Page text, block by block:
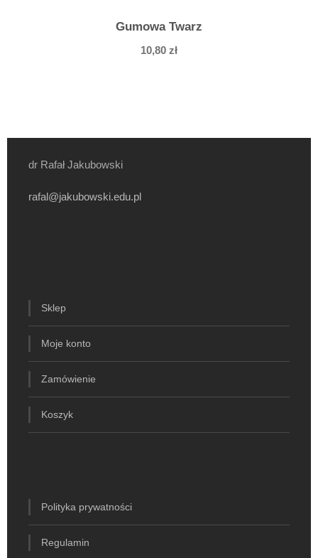
Gumowa Twarz
10,80 zł
dr Rafał Jakubowski
rafal@jakubowski.edu.pl
Sklep
Moje konto
Zamówienie
Koszyk
Polityka prywatności
Regulamin